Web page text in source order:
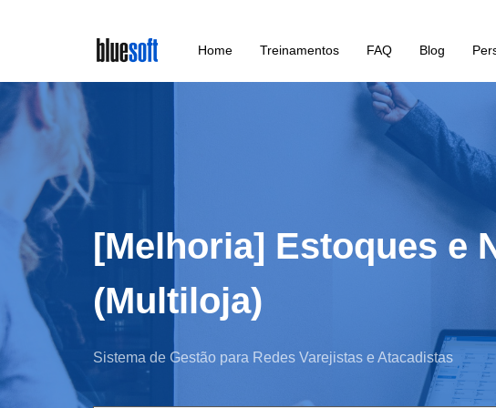
main
content
Home Treinamentos FAQ Blog
[Melhoria] Estoques e
(Multiloja)
Sistema de Gestão para Redes Varejistas e Atacadistas